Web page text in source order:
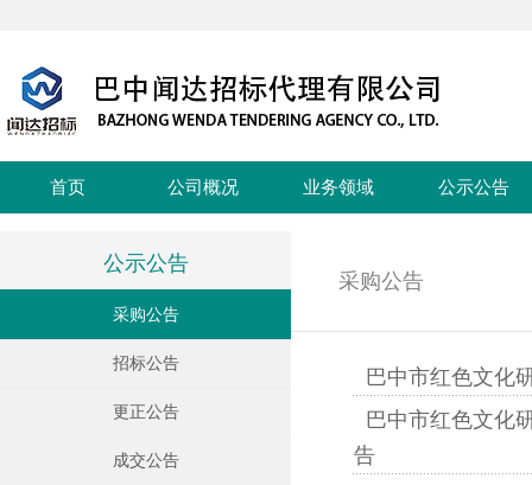
首页 公司概况 业务领域 公示公告
公示公告
采购公告
招标公告
更正公告
成交公告
采购公告
巴中市红色文化
巴中市红色文化
告